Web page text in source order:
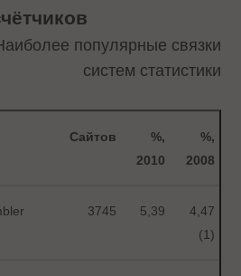
популярные связки
систем статистики
Сайтов
%,
2010
%,
2008
3745 5,39
4,47
(1)